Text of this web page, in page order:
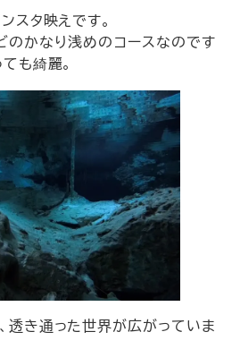
スタ映えです。
のかなり浅めのコースなのです
も綺麗。
透き通った世界が広がっていま